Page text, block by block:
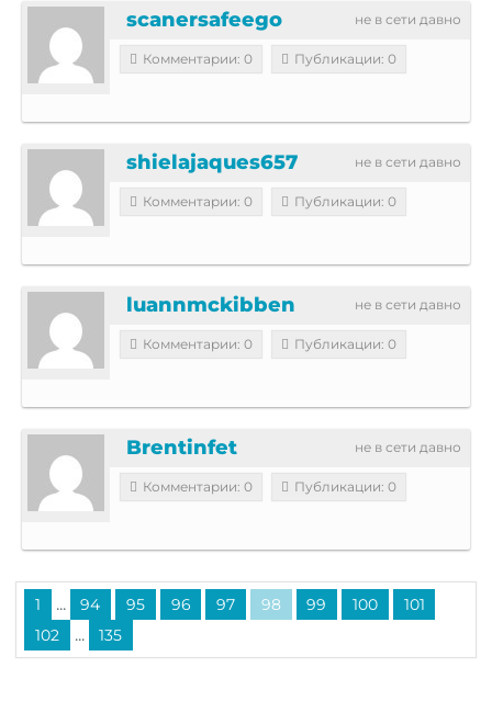
не в сети давно
scanersafeego
Комментарии: 0 Публикации: 0
не в сети давно
shielajaques657
Комментарии: 0 Публикации: 0
не в сети давно
luannmckibben
Комментарии: 0 Публикации: 0
не в сети давно
Brentinfet
Комментарии: 0 Публикации: 0
1 ... 94 95 96 97 98 99 100
101
102
... 135